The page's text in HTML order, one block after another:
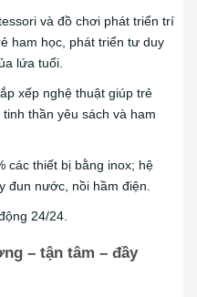
và đồ chơi phát triển trí
ham học, phát triển tư duy
lứa tuổi.
xếp nghệ thuật giúp trẻ
thần yêu sách và ham
các thiết bị bằng inox; hệ
đun nước, nồi hầm điện.
24/24.
– tận tâm – đầy